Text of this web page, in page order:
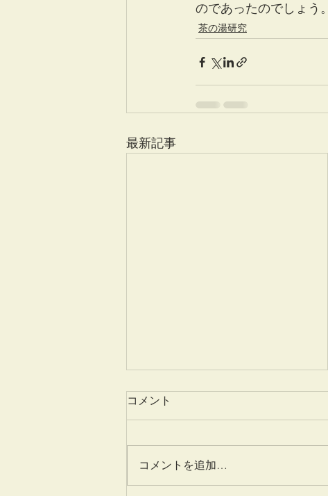
のであったのでしょう。
茶の湯研究
最新記事
愛蓮説
コメント
コメントを追加…